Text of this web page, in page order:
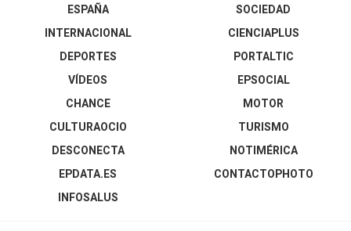
ESPAÑA
INTERNACIONAL
DEPORTES
VÍDEOS
SOCIEDAD
CIENCIAPLUS
PORTALTIC
EPSOCIAL
CHANCE
CULTURAOCIO
DESCONECTA
EPDATA.ES
INFOSALUS
MOTOR
TURISMO
NOTIMÉRICA
CONTACTOPHOTO